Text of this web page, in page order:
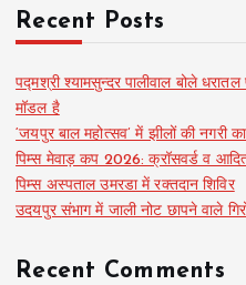
Recent Posts
पद्मश्री श्यामसुन्दर पालीवाल बोले धरातल
मॉडल है
‘जयपुर बाल महोत्सव’ में झीलों की नगरी
पिम्स मेवाड़ कप 2026: क्रॉसवर्ड व
पिम्स अस्पताल उमरडा में रक्तदान शिविर
उदयपुर संभाग में जाली नोट छापने वाले
Recent Comments